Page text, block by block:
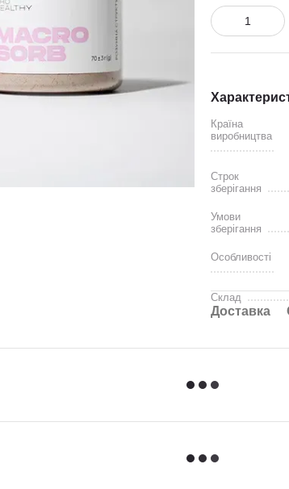
Країна
виробництва
Строк
зберігання
Умови
зберігання
Особливості
Склад
Доставка